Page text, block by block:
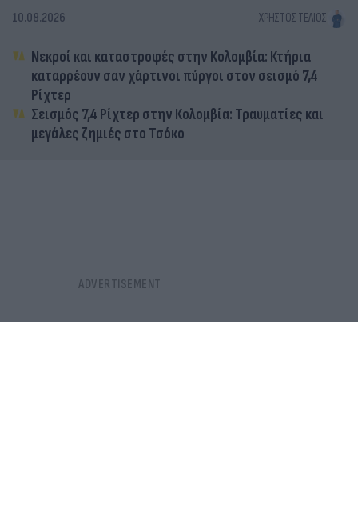
10.08.2026 ΧΡΉΣΤΟΣ ΤΈΛΙΟΣ
Νεκροί και καταστροφές στην Κολομβία: Κτήρια
καταρρέουν σαν χάρτινοι πύργοι στον σεισμό 7,4
Ρίχτερ
Σεισμός 7,4 Ρίχτερ στην Κολομβία: Τραυματίες και
μεγάλες ζημιές στο Τσόκο